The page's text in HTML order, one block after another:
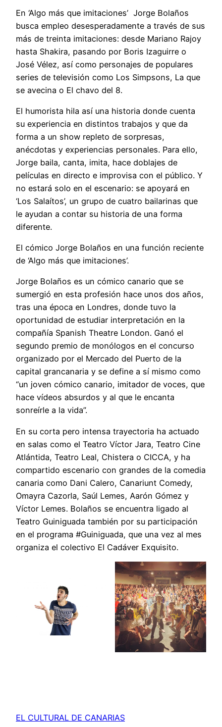
En ‘Algo más que imitaciones’ Jorge Bolaños
busca empleo desesperadamente a través de sus
más de treinta imitaciones: desde Mariano Rajoy
hasta Shakira, pasando por Boris Izaguirre o
José Vélez, así como personajes de populares
series de televisión como Los Simpsons, La que
se avecina o El chavo del 8.
El humorista hila así una historia donde cuenta
su experiencia en distintos trabajos y que da
forma a un show repleto de sorpresas,
anécdotas y experiencias personales. Para ello,
Jorge baila, canta, imita, hace doblajes de
películas en directo e improvisa con el público. Y
no estará solo en el escenario: se apoyará en
‘Los Salaítos’, un grupo de cuatro bailarinas que
le ayudan a contar su historia de una forma
diferente.
El cómico Jorge Bolaños en una función reciente
de ‘Algo más que imitaciones’.
Jorge Bolaños es un cómico canario que se
sumergió en esta profesión hace unos dos años,
tras una época en Londres, donde tuvo la
oportunidad de estudiar interpretación en la
compañía Spanish Theatre London. Ganó el
segundo premio de monólogos en el concurso
organizado por el Mercado del Puerto de la
capital grancanaria y se define a sí mismo como
“un joven cómico canario, imitador de voces, que
hace vídeos absurdos y al que le encanta
sonreírle a la vida”.
En su corta pero intensa trayectoria ha actuado
en salas como el Teatro Víctor Jara, Teatro Cine
Atlántida, Teatro Leal, Chistera o CICCA, y ha
compartido escenario con grandes de la comedia
canaria como Dani Calero, Canariunt Comedy,
Omayra Cazorla, Saúl Lemes, Aarón Gómez y
Víctor Lemes. Bolaños se encuentra ligado al
Teatro Guiniguada también por su participación
en el programa #Guiniguada, que una vez al mes
organiza el colectivo El Cadáver Exquisito.
EL CULTURAL DE CANARIAS